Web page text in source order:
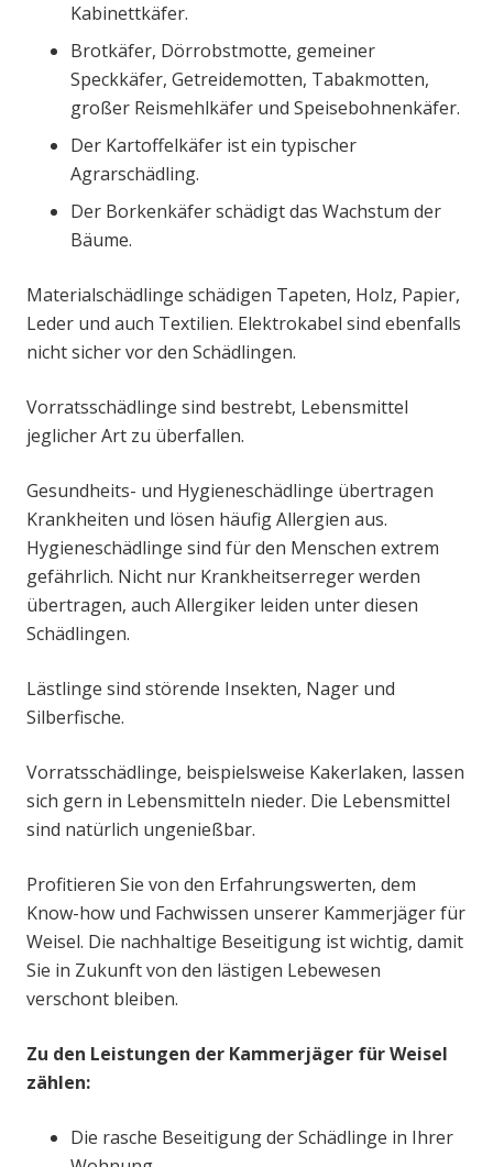
Kabinettkäfer.
Brotkäfer, Dörrobstmotte, gemeiner
Speckkäfer, Getreidemotten, Tabakmotten,
großer Reismehlkäfer und Speisebohnenkäfer.
Der Kartoffelkäfer ist ein typischer
Agrarschädling.
Der Borkenkäfer schädigt das Wachstum der
Bäume.
Materialschädlinge schädigen Tapeten, Holz, Papier,
Leder und auch Textilien. Elektrokabel sind ebenfalls
nicht sicher vor den Schädlingen.
Vorratsschädlinge sind bestrebt, Lebensmittel
jeglicher Art zu überfallen.
Gesundheits- und Hygieneschädlinge übertragen
Krankheiten und lösen häufig Allergien aus.
Hygieneschädlinge sind für den Menschen extrem
gefährlich. Nicht nur Krankheitserreger werden
übertragen, auch Allergiker leiden unter diesen
Schädlingen.
Lästlinge sind störende Insekten, Nager und
Silberfische.
Vorratsschädlinge, beispielsweise Kakerlaken, lassen
sich gern in Lebensmitteln nieder. Die Lebensmittel
sind natürlich ungenießbar.
Profitieren Sie von den Erfahrungswerten, dem
Know-how und Fachwissen unserer Kammerjäger für
Weisel. Die nachhaltige Beseitigung ist wichtig, damit
Sie in Zukunft von den lästigen Lebewesen
verschont bleiben.
Zu den Leistungen der Kammerjäger für Weisel
zählen:
Die rasche Beseitigung der Schädlinge in Ihrer